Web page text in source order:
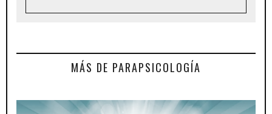
MÁS DE PARAPSICOLOGÍA